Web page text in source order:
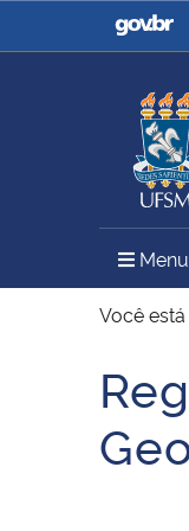
Casa Civil
Pecuária
Ministério
Secretaria
Menu
Você está
Início do